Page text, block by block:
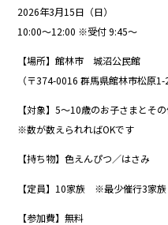
2026年3月15日（日）
10:00〜12:00 ※受付 9:45〜
【場所】館林市 城沼公民館
（〒374-0016 群馬県館林市松原1-
【対象】5〜10歳のお子さまとそ
※数が数えられればOKです
【持ち物】色えんぴつ／はさみ
【定員】10家族 ※最少催行3家族
【参加費】無料